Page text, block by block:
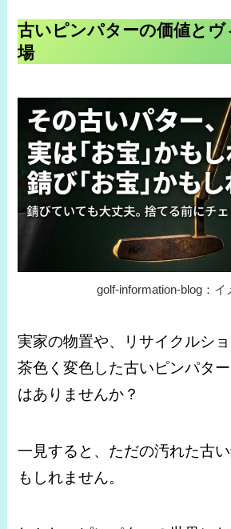
古いピンパターの価値とヴ
場
golf-information-blog：イ
実家の物置や、リサイクルショ
茶色く変色した古いピンパタ
はありませんか？
一見すると、ただの汚れた古
もしれません。